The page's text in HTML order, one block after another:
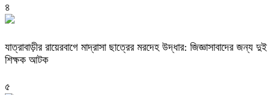
৪
যাত্রাবাড়ীর রায়েরবাগে মাদ্রাসা ছাত্রের মরদেহ উদ্ধার: জিজ্ঞাসাবাদের জন্য দুই
শিক্ষক আটক
৫